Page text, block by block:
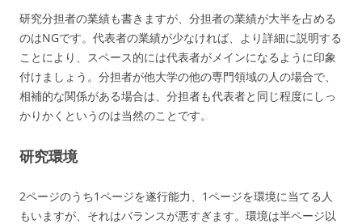
研究分担者の業績も書きますが、分担者の業績が大半を占める
のはNGです。代表者の業績が少なければ、より詳細に説明する
ことにより、スペース的には代表者がメインになるように印象
付けましょう。分担者が他大学の他の専門領域の人の場合で、
相補的な関係がある場合は、分担者も代表者と同じ程度にしっ
かりかくというのは当然のことです。
研究環境
2ページのうち1ページを遂行能力、1ページを環境に当てる人
もいますが、それはバランスが悪すぎます。環境は半ページ以